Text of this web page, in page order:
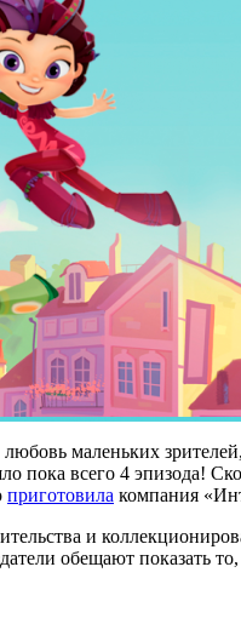
маленьких зрителей,
пока всего 4 эпизода!
приготовила компания
и
обещают показать